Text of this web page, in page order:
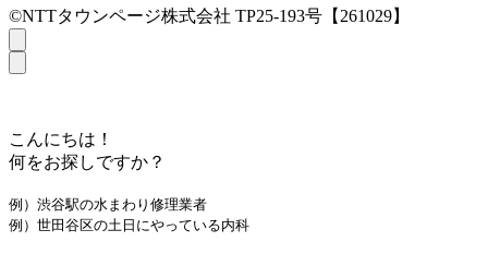
©NTTタウンページ株式会社 TP25-193号【261029】
こんにちは！
何をお探しですか？
例）渋谷駅の水まわり修理業者
例）世田谷区の土日にやっている内科